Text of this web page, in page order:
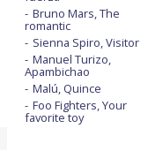
Bruno Mars, The
romantic
Sienna Spiro, Visitor
Manuel Turizo,
Apambichao
Malú, Quince
Foo Fighters, Your
favorite toy